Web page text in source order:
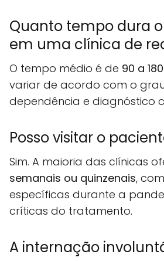
Quanto tempo dura
em uma clínica de
O tempo médio é de 90 a
variar de acordo com o
dependência e diagnóstico
Posso visitar o
Sim. A maioria das clínicas
semanais ou quinzenais,
específicas durante a
críticas do tratamento.
A internação